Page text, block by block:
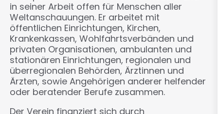
in seiner Arbeit offen für Menschen aller
Weltanschauungen. Er arbeitet mit
öffentlichen Einrichtungen, Kirchen,
Krankenkassen, Wohlfahrtsverbänden und
privaten Organisationen, ambulanten und
stationären Einrichtungen, regionalen und
überregionalen Behörden, Ärztinnen und
Ärzten, sowie Angehörigen anderer helfender
oder beratender Berufe zusammen.
Der Verein finanziert sich durch